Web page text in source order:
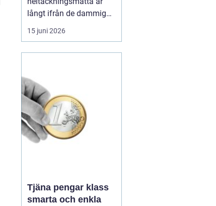
långt ifrån de dammiga,
svårstädade varianter
många minns från 70-
hygien, snygg design
och hög slitstyrka. För
den som bor eller verkar i
Stockholm har ...
15 juni 2026
Tjäna pengar klass
smarta och enkla